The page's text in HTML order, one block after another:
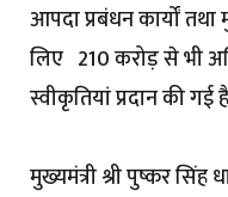
आपदा प्रबंधन कार्यों
लिए ₹ 210 करोड़ से भी
स्वीकृतियां प्रदान की गई
मुख्यमंत्री श्री पुष्कर सिंह